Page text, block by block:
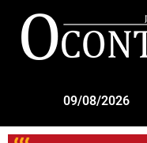
09/08/2026